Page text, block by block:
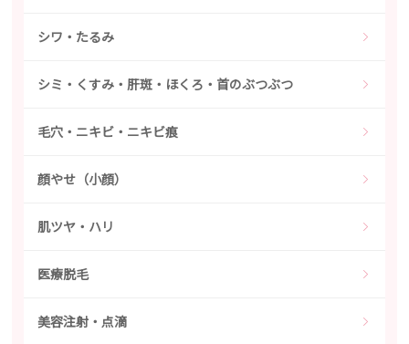
シワ・たるみ
シミ・くすみ・肝斑・ほくろ・首のぶつぶつ
毛穴・ニキビ・ニキビ痕
顔やせ（小顔）
肌ツヤ・ハリ
医療脱毛
美容注射・点滴